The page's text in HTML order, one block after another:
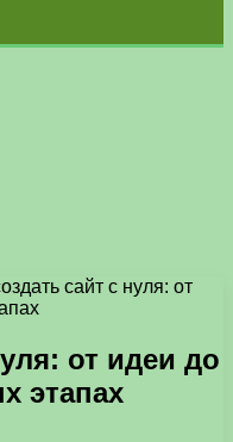
сайт с нуля: от
от идеи до
этапах